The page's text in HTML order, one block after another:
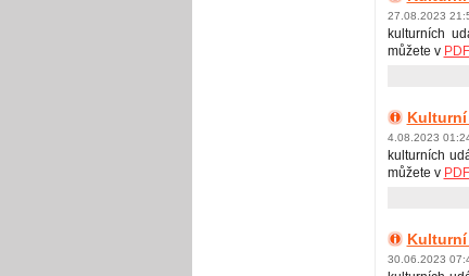
27.08.2023
kulturních
můžete v
4.08.2023
kulturních
můžete v
Kulturní
30.06.2023